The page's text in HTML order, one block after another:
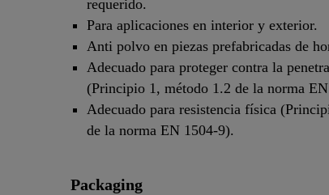
requerido.
Para aplicaciones en interior y exterior.
Anti polvo en piezas prefabricadas de
Adecuado para proteger contra la
(Principio 1, método 1.2 de la norma
Adecuado para resistencia física
de la norma EN 1504-9).
Packaging